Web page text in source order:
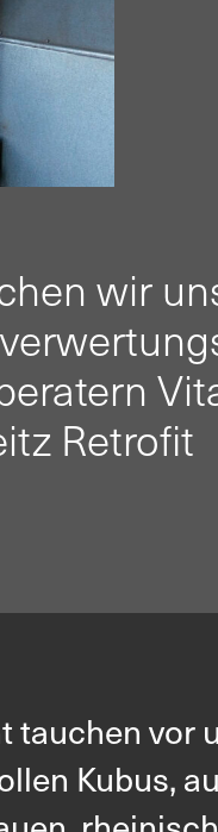
wir
Retrofit
tauchen vor
Kubus,